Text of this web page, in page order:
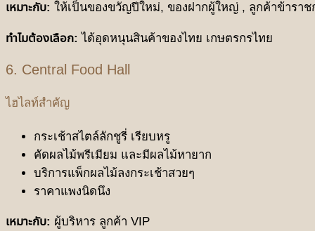
เหมาะกับ: ให้เป็นของขวัญปีใหม่, ของฝากผู้ใหญ่ , ลูกค้าข้าราช
ทำไมต้องเลือก: ได้อุดหนุนสินค้าของไทย เกษตรกรไทย
6. Central Food Hall
ไฮไลท์สำคัญ
กระเช้าสไตล์ลักชูรี่ เรียบหรู
คัดผลไม้พรีเมียม และมีผลไม้หายาก
บริการแพ็กผลไม้ลงกระเช้าสวยๆ
ราคาแพงนิดนึง
เหมาะกับ: ผู้บริหาร ลูกค้า VIP